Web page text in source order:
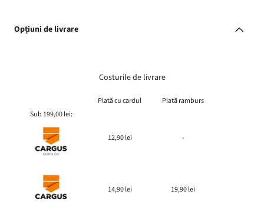
Opțiuni de livrare
Costurile de livrare
Plată cu cardul
Plată ramburs
Sub 199,00 lei:
12,90 lei -
14,90 lei 19,90 lei